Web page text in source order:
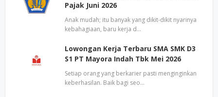
Pajak Juni 2026
Anak mudah; itu banyak yang dikit-dikit nyarinya
kebahagiaan, baru kerja d…
Lowongan Kerja Terbaru SMA SMK D3
S1 PT Mayora Indah Tbk Mei 2026
Setiap orang yang berkarier pasti menginginkan
keberhasilan. Baik bagi seo…